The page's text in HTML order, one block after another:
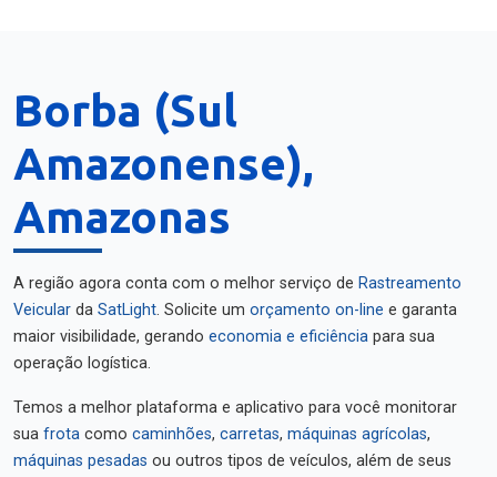
Borba (Sul
Amazonense),
Amazonas
A região agora conta com o melhor serviço de Rastreamento
Veicular da SatLight. Solicite um orçamento on-line e garanta
maior visibilidade, gerando economia e eficiência para sua
operação logística.
Temos a melhor plataforma e aplicativo para você monitorar
sua frota como caminhões, carretas, máquinas agrícolas,
máquinas pesadas ou outros tipos de veículos, além de seus